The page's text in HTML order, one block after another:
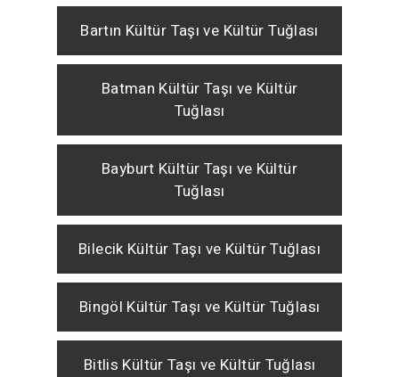
Bartın Kültür Taşı ve Kültür Tuğlası
Batman Kültür Taşı ve Kültür
Tuğlası
Bayburt Kültür Taşı ve Kültür
Tuğlası
Bilecik Kültür Taşı ve Kültür Tuğlası
Bingöl Kültür Taşı ve Kültür Tuğlası
Bitlis Kültür Taşı ve Kültür Tuğlası